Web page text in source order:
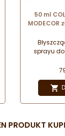
50 ml
MODECOR
sprayu
wyrobów
masy
bieli

PRODUKT